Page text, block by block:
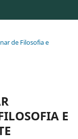
de Filosofia e
E